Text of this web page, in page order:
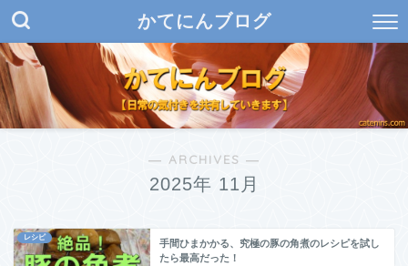
かてにんブログ
― ARCHIVES ―
2025年 11月
レシピ
手間ひまかかる、究極の豚の角煮のレシピを試し
たら最高だった！